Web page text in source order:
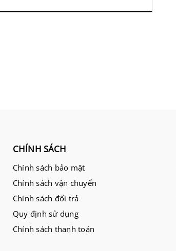
CHÍNH SÁCH
Chính sách bảo mật
Chính sách vận chuyển
Chính sách đổi trả
Quy định sử dụng
Chính sách thanh toán